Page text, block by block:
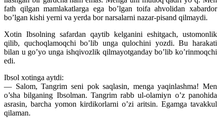
fath qilgan mamlakatlarga ega bo’lgan toifa ahvolidan xabardor
bo’lgan kishi yerni va yerda bor narsalarni nazar-pisand qilmaydi.
Xotin Ibsolning safardan qaytib kelganini eshitgach, ustomonlik
qilib, quchoqlamoqchi bo’lib unga qulochini yozdi. Bu harakati
bilan u go’yo unga ishqivozlik qilmayotganday bo’lib ko’rinmoqchi
edi.
Ibsol xotinga aytdi:
— Salom, Tangrim seni pok saqlasin, menga yaqinlashma! Men
o’sha bilganing Ibsolman. Tangrim rabb ul-olamiyn o’z panohida
asrasin, barcha yomon kirdikorlarni o’zi aritsin. Egamga tavakkul
qilaman.